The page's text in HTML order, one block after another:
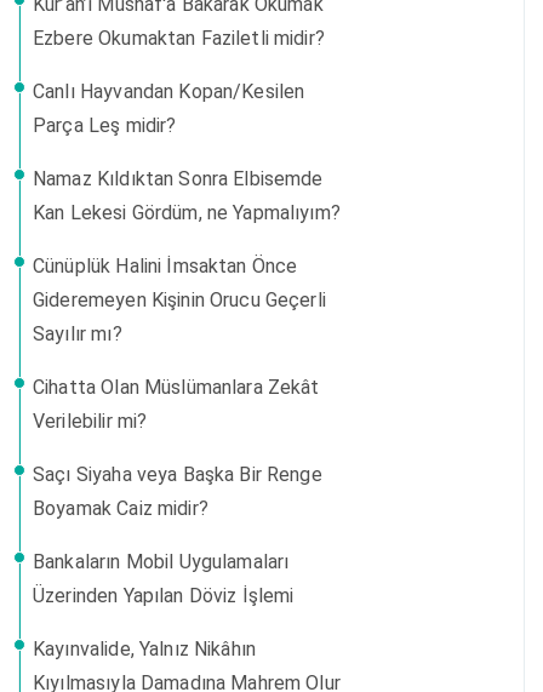
Kur’an’ı Mushaf'a Bakarak Okumak
Ezbere Okumaktan Faziletli midir?
Canlı Hayvandan Kopan/Kesilen
Parça Leş midir?
Namaz Kıldıktan Sonra Elbisemde
Kan Lekesi Gördüm, ne Yapmalıyım?
Cünüplük Halini İmsaktan Önce
Gideremeyen Kişinin Orucu Geçerli
Sayılır mı?
Cihatta Olan Müslümanlara Zekât
Verilebilir mi?
Saçı Siyaha veya Başka Bir Renge
Boyamak Caiz midir?
Bankaların Mobil Uygulamaları
Üzerinden Yapılan Döviz İşlemi
Kayınvalide, Yalnız Nikâhın
Kıyılmasıyla Damadına Mahrem Olur